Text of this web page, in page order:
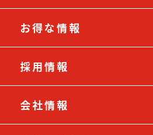
お得な情報
採用情報
会社情報